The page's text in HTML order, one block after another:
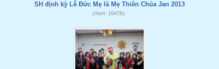
SH định kỳ Lễ Đức Mẹ là Mẹ Thiên Chúa Jan 2013
(Xem: 16476)